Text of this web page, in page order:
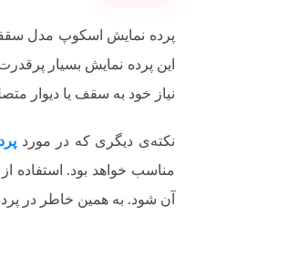
نیاز خود به سقف یا دیوار
نکته‌ی دیگری که در مورد
مناسب خواهد بود. استفاده
آن شود. به همین خاطر در